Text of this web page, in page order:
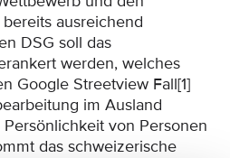
ausreichend
DSG soll das
werden, welches
Google Streetview Fall[1]
im Ausland
von Personen
das schweizerische